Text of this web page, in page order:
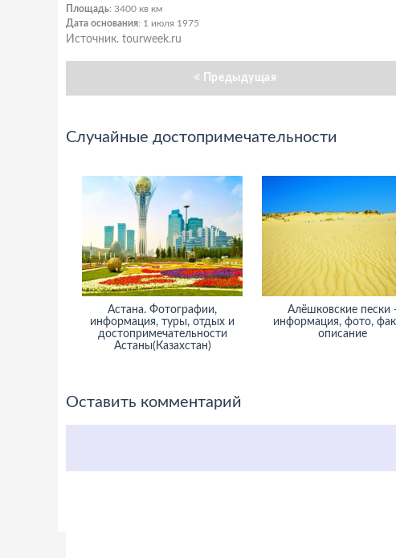
Площадь: 3400 кв км
Дата основания: 1 июля 1975
Источник. tourweek.ru
Предыдущая
Случайные достопримечательности
Астана. Фотографии,
информация, туры, отдых и
достопримечательности
Астаны(Казахстан)
Алёшковские пески
информация, фото,
описание
Оставить комментарий